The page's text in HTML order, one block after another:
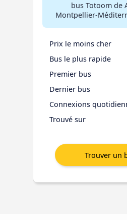
bus Totoom de
Montpellier-
Prix le moins cher
Bus le plus rapide
Premier bus
Dernier bus
Connexions
Trouvé sur